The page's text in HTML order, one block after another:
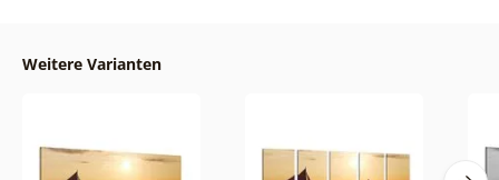
Weitere Varianten